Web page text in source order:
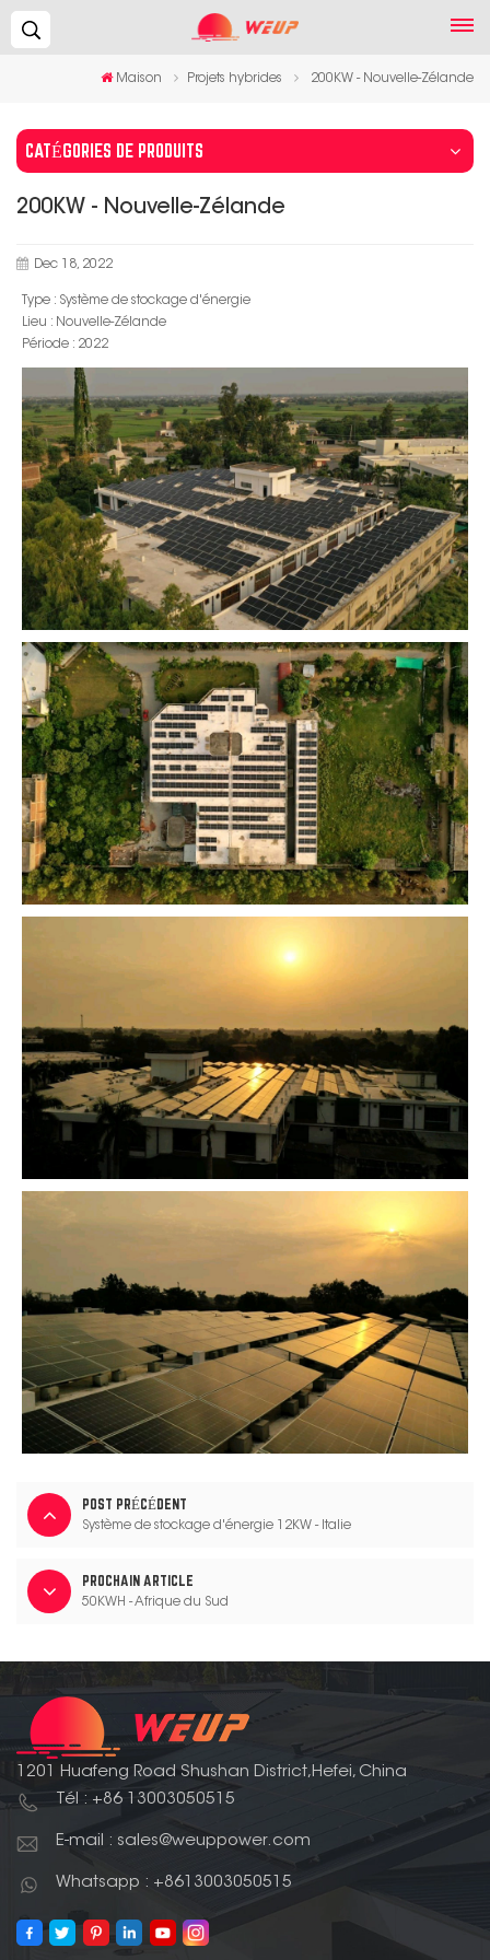
Maison Projets hybrides 200KW - Nouvelle-Zélande
CATÉGORIES DE PRODUITS
200KW - Nouvelle-Zélande
Dec 18, 2022
Type : Système de stockage d'énergie
Lieu : Nouvelle-Zélande
Période : 2022
POST PRÉCÉDENT
Système de stockage d'énergie 12KW - Italie
PROCHAIN ARTICLE
50KWH - Afrique du Sud
1201 Huafeng Road Shushan District,Hefei, China
Tél : +86 13003050515
E-mail : sales@weuppower.com
Whatsapp : +8613003050515